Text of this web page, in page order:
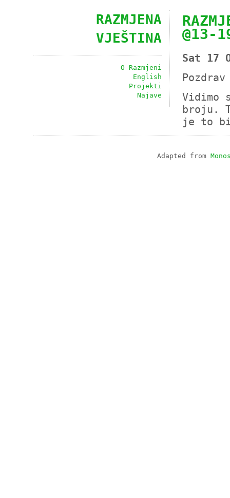
@13-
Sat 17
Vidimo
broju.
je to
RAZMJENA
VJEŠTINA
O Razmjeni
English
Projekti
Najave
Adapted from